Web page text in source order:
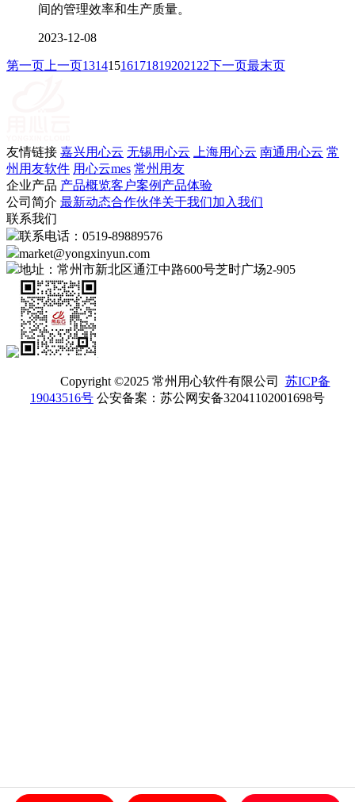
间的管理效率和生产质量。
2023-12-08
第一页 上一页131415161718192021 22下一页最末页
友情链接 嘉兴用心云 无锡用心云 上海用心云 南通用心云 常
州用友软件 用心云mes 常州用友
企业产品 产品概览客户案例 产品体验
公司简介 最新动态合作伙伴关于我们加入我们
联系我们
联系电话：0519-89889576
market@yongxinyun.com
地址：常州市新北区通江中路600号芝时广场2-905
Copyright ©2025 常州用心软件有限公司 苏ICP备
19043516号 公安备案：苏公网安备32041102001698号